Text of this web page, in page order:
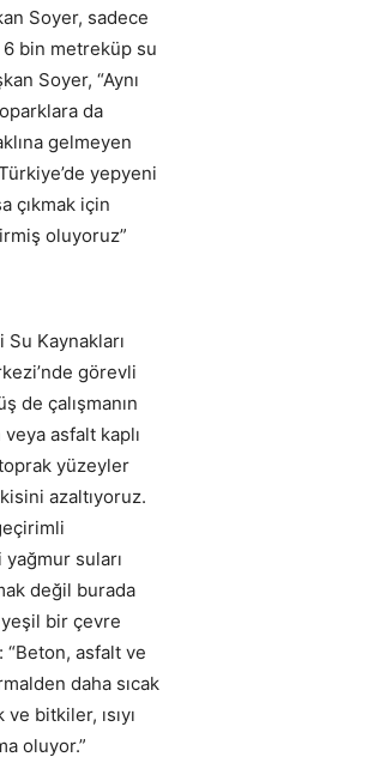
Soyer, sadece
bin metreküp su
Soyer, “Aynı
da
gelmeyen
yepyeni
çıkmak için
oluyoruz”
Kaynakları
görevli
de çalışmanın
asfalt kaplı
yüzeyler
azaltıyoruz.
suları
değil burada
yeşil bir çevre
“Beton, asfalt ve
daha sıcak
bitkiler, ısıyı
oluyor.”